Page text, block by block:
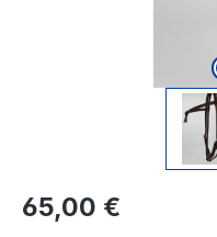
Regulärer Preis:
65,00 €